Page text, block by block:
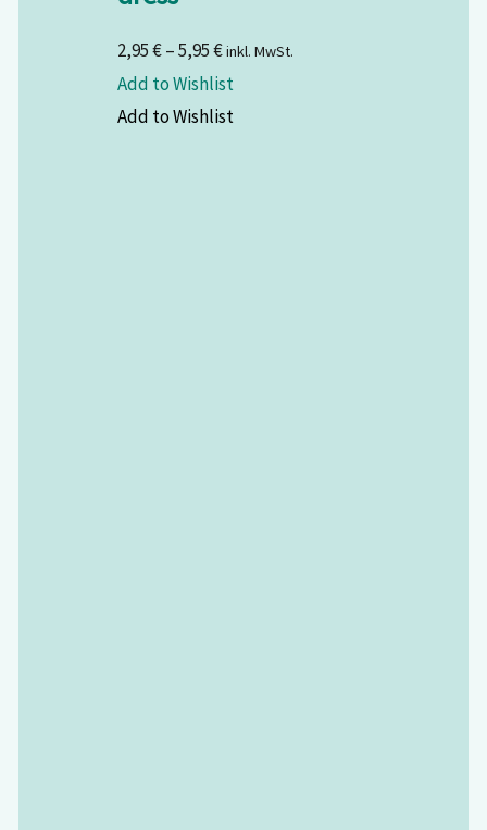
2,95€–5,95€inkl. MwSt.
Add to Wishlist
Add to Wishlist